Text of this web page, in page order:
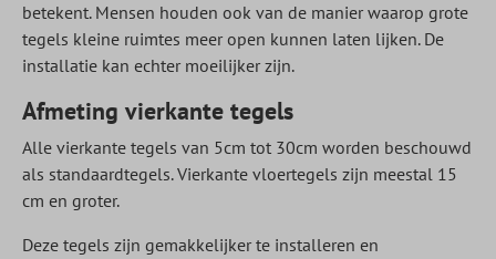
betekent. Mensen houden ook van de manier waarop grote
tegels kleine ruimtes meer open kunnen laten lijken. De
installatie kan echter moeilijker zijn.
Afmeting vierkante tegels
Alle vierkante tegels van 5cm tot 30cm worden beschouwd
als standaardtegels. Vierkante vloertegels zijn meestal 15
cm en groter.
Deze tegels zijn gemakkelijker te installeren en